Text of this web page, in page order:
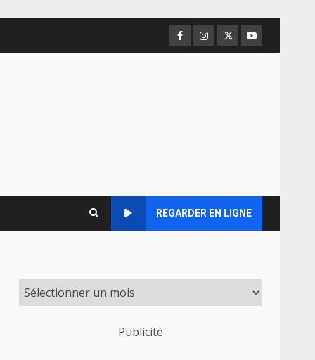
Facebook
Instagram
TwitterYoutube
REGARDER EN LIGNE
Publicité